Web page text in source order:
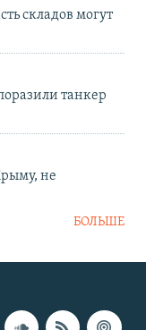
складов могут
танкер
не
БОЛЬШЕ